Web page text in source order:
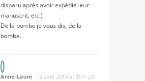
disparu après avoir expédié leur
manuscrit, etc.)
De la bombe je vous dis, de la
bombe.
Anne-Laure
12 avril 2014 at 10 h 23